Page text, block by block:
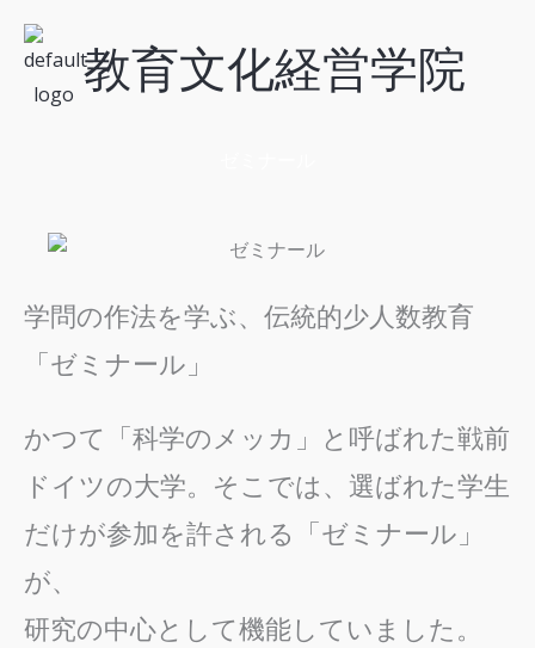
教育文化経営学院
学問の作法を学ぶ、伝統的少人数教育
「ゼミナール」
かつて「科学のメッカ」と呼ばれた戦前
ドイツの大学。そこでは、選ばれた学生
だけが参加を許される「ゼミナール」
が、
研究の中心として機能していました。